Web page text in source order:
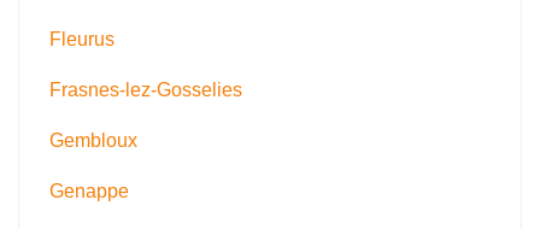
Fleurus
Frasnes-lez-Gosselies
Gembloux
Genappe